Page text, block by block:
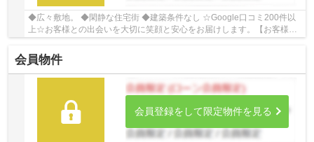
◆広々敷地。 ◆閑静な住宅街 ◆建築条件なし ☆Google口コミ200件以
上☆お客様との出会いを大切に笑顔と安心をお届けします。【お客様か
会員物件
会員登録をして限定物件を見る